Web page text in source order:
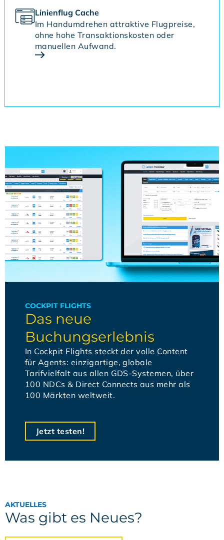
Linienflug Cache
Im Handumdrehen attraktive Flugpreise,
ohne hohe Transaktionskosten oder
manuellen Aufwand.
Das neue
Buchungserlebnis
COCKPIT FLIGHTS
In Cockpit Flights steckt der volle Content
für Agents: einzigartige, globale
Tarifvielfalt aus allen GDS-Systemen, über
100 NDCs & Direct Connects aus mehr als
100 Märkten weltweit.​
Jetzt testen!
Was gibt es Neues?
AKTUELLES